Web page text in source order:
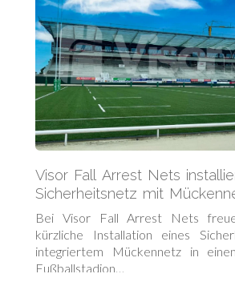
Visor Fall Arrest Nets
Sicherheitsnetz mit
irischem Fußballstadion
Bei Visor Fall Arrest Nets
kürzliche Installation eines
integriertem Mückennetz in
Fußballstadion…